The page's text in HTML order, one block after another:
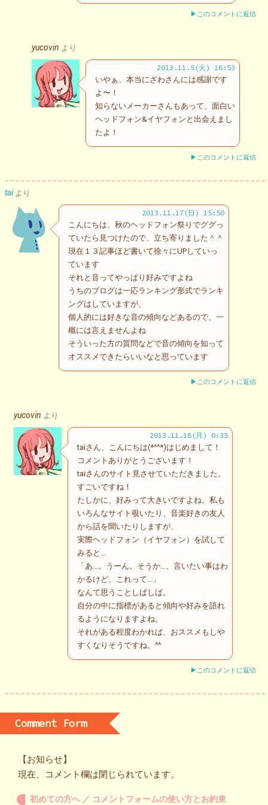
▶このコメントに返信
yucovin より
2013.11.5(火) 16:53
いやぁ、本当にざわさんには感謝です
よ〜！
知らないメーカーさんもあって、面白い
ヘッドフォン&イヤフォンと出会えまし
たよ！
▶このコメントに返信
tai より
2013.11.17(日) 15:50
こんにちは、秋のヘッドフォン祭りでググっ
ていたら見つけたので、立ち寄りました＾＾
現在１３記事ほど書いて徐々にUPしていっ
ています
それと音ってやっぱり好みですよね
うちのブログは一応ランキング形式でランキ
ングはしていますが、
個人的には好きな音の傾向などあるので、一
概には言えませんよね
そういった方の質問などで音の傾向を知って
オススメできたらいいなと思っています
▶このコメントに返信
yucovin より
2013.11.18(月) 0:35
taiさん、こんにちは(*^^*)はじめまして！
コメントありがとうございます！
taiさんのサイト見させていただきました。
すごいですね！
たしかに、好みって大きいですよね。私も
いろんなサイト覗いたり、音楽好きの友人
から話を聞いたりしますが、
実際ヘッドフォン（イヤフォン）を試して
みると…
「あ…。うーん。そうか…、言いたい事はわ
かるけど、これって…」
なんて思うことしばしば。
自分の中に指標があると傾向や好みを語れ
るようになりますよね。
それがある程度わかれば、おススメもしや
すくなりそうですね。^^
▶このコメントに返信
Comment Form
【お知らせ】
現在、コメント欄は閉じられています。
初めての方へ ／ コメントフォームの使い方とお約束